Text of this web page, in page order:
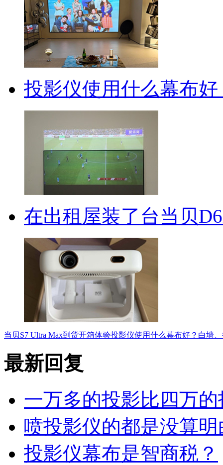
投影仪使用什么幕布
在出租屋装了台当贝
当贝S7 Ultra Max到货开箱体验投影仪使用什么幕布好？白墙
最新回复
一万多的投影比四万
喷投影仪的都是没算
投影仪幕布是智商税？